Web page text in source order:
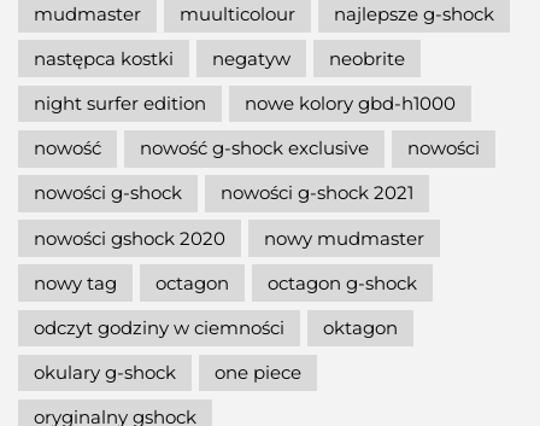
mudmaster
muulticolour
najlepsze g-shock
następca kostki
negatyw
neobrite
night surfer edition
nowe kolory gbd-h1000
nowość
nowość g-shock exclusive
nowości
nowości g-shock
nowości g-shock 2021
nowości gshock 2020
nowy mudmaster
nowy tag
octagon
octagon g-shock
odczyt godziny w ciemności
oktagon
okulary g-shock
one piece
oryginalny gshock